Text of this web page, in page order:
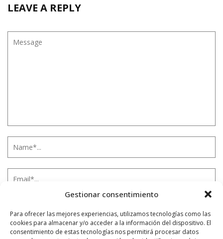
Gestionar consentimiento
Para ofrecer las mejores experiencias, utilizamos tecnologías como las
cookies para almacenar y/o acceder a la información del dispositivo. El
consentimiento de estas tecnologías nos permitirá procesar datos
LEAVE A REPLY